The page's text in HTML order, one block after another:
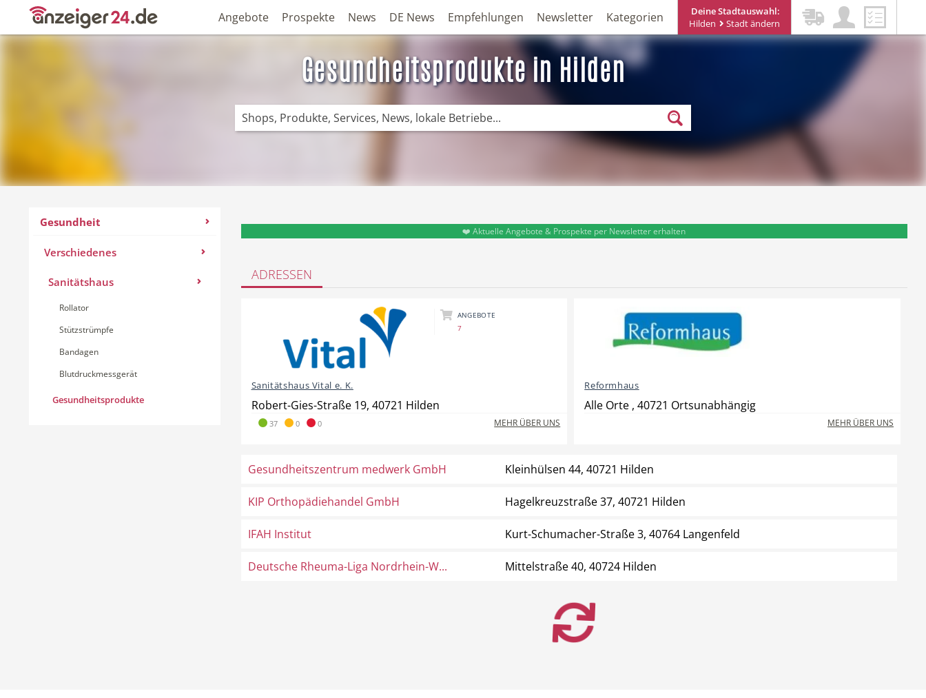
Deine Stadtauswahl:
Hilden
Stadt ändern
Angebote Prospekte News DE News Empfehlungen Newsletter Kategorien
Gesundheitsprodukte in Hilden
Gesundheit
Verschiedenes
Sanitätshaus
Rollator
Stützstrümpfe
Bandagen
Blutdruckmessgerät
Gesundheitsprodukte
❤️ Aktuelle Angebote & Prospekte per Newsletter erhalten
ADRESSEN
ANGEBOTE
7
Sanitätshaus Vital e. K.
Robert-Gies-Straße 19, 40721 Hilden
37 0 0 MEHR ÜBER UNS
Reformhaus
Alle Orte , 40721 Ortsunabhängig
MEHR ÜBER UNS
Gesundheitszentrum medwerk GmbH Kleinhülsen 44, 40721 Hilden
KIP Orthopädiehandel GmbH Hagelkreuzstraße 37, 40721 Hilden
IFAH Institut Kurt-Schumacher-Straße 3, 40764 Langenfeld
Deutsche Rheuma-Liga Nordrhein-W... Mittelstraße 40, 40724 Hilden